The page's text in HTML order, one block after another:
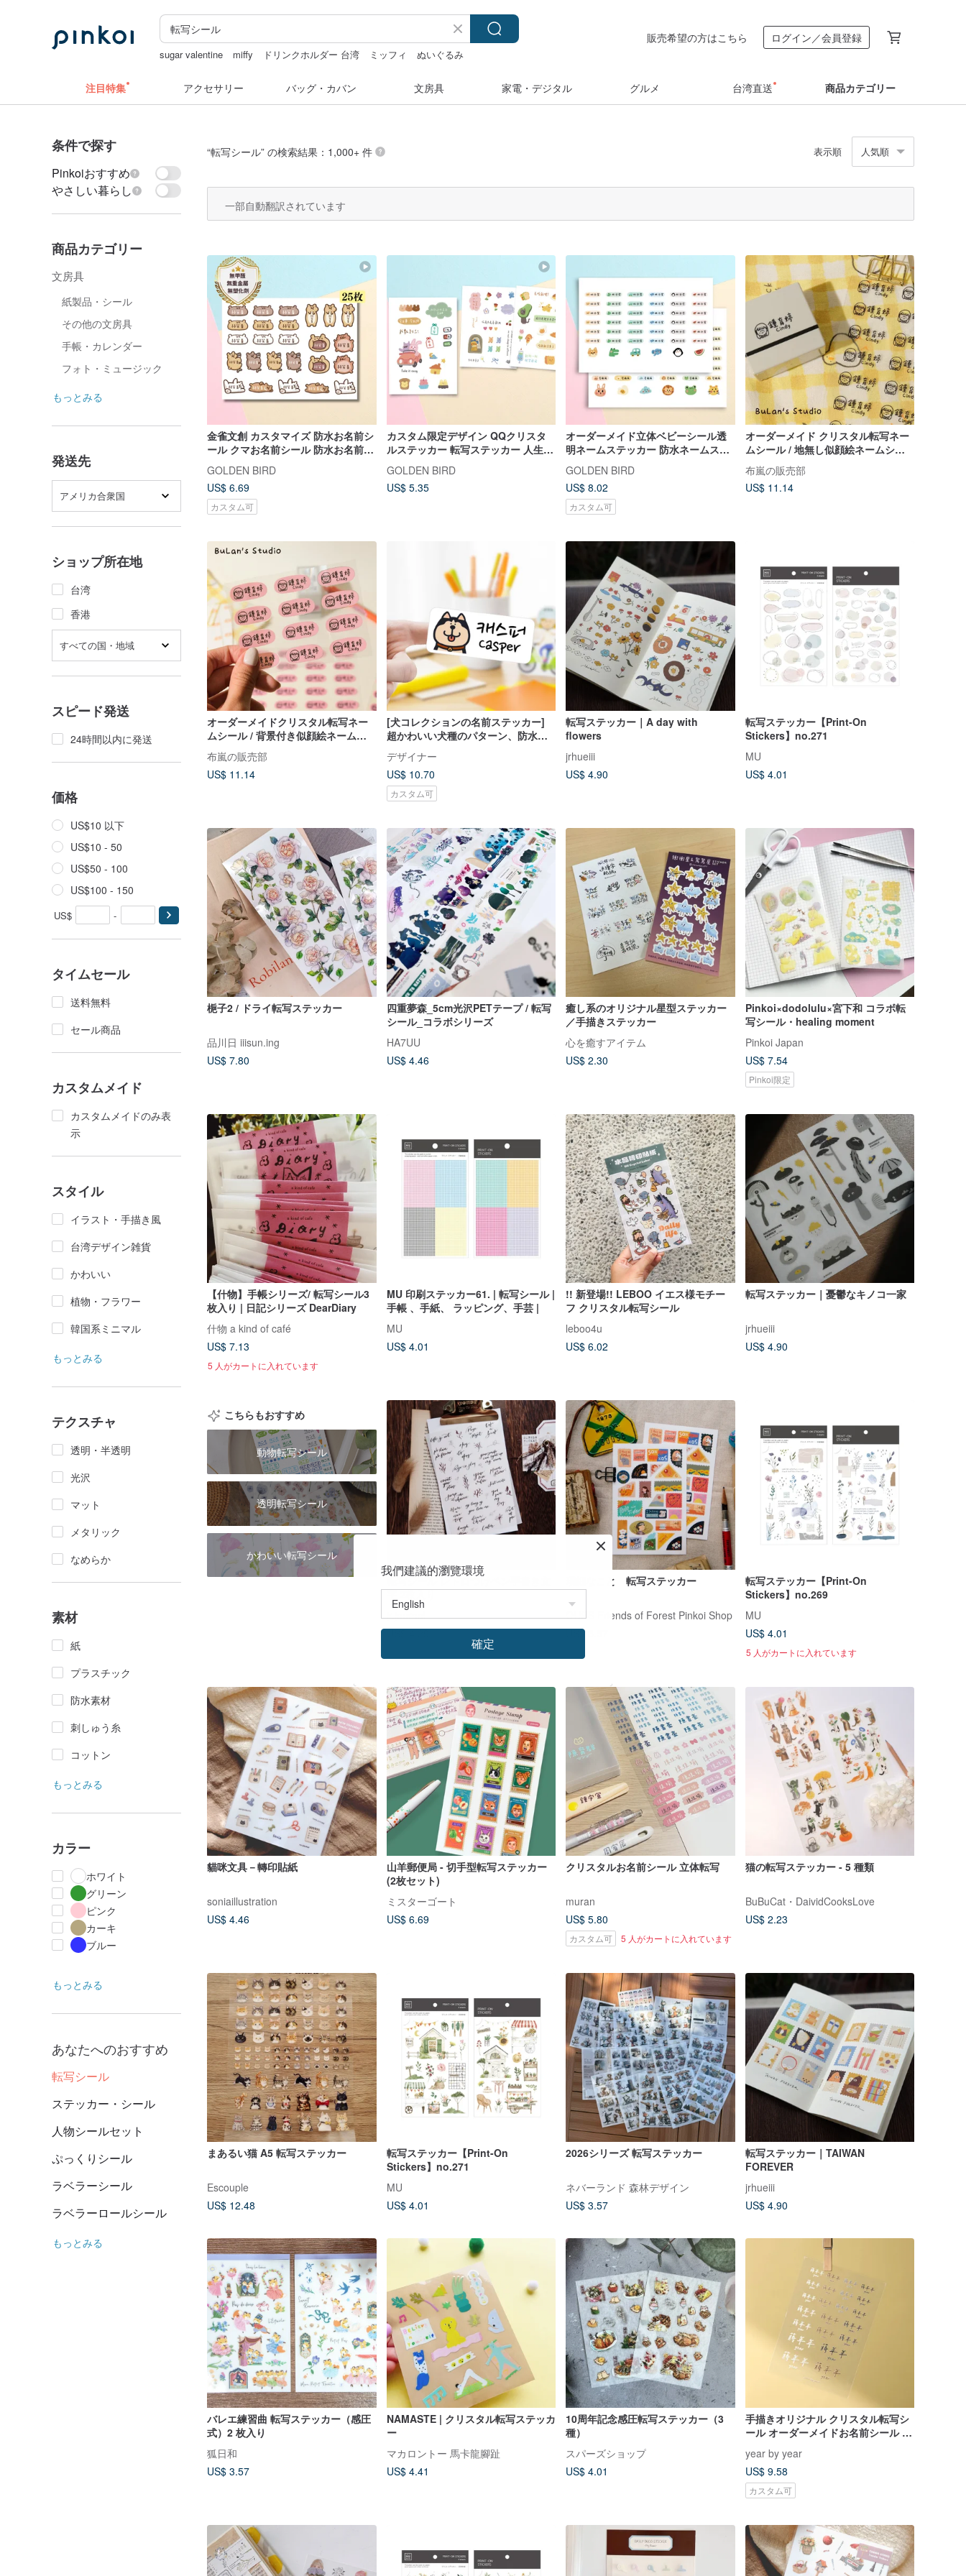
sugar valentine miffy ドリンクホルダー 台湾 ミッフィ
ぬいぐるみ
販売希望の方はこちら ログイン／会員登録
注目特集 アクセサリー バッグ・カバン 文房具 家電・デジタル グルメ 台湾直送 商品カテゴリー
条件で探す
Pinkoiおすすめ
やさしい暮らし
商品カテゴリー
文房具
紙製品・シール
その他の文房具
手帳・カレンダー
フォト・ミュージック
もっとみる
発送先
アメリカ合衆国
ショップ所在地
台湾
香港
すべての国・地域
スピード発送
24時間以内に発送
価格
US$10 以下
US$10 - 50
US$50 - 100
US$100 - 150
US$ -
タイムセール
送料無料
セール商品
カスタムメイド
カスタムメイドのみ表
示
スタイル
イラスト・手描き風
台湾デザイン雑貨
かわいい
植物・フラワー
韓国系ミニマル
もっとみる
テクスチャ
透明・半透明
光沢
マット
メタリック
なめらか
素材
紙
プラスチック
防水素材
刺しゅう糸
コットン
もっとみる
カラー
ホワイト
グリーン
ピンク
カーキ
ブルー
もっとみる
あなたへのおすすめ
転写シール
ステッカー・シール
人物シールセット
ぷっくりシール
ラベラーシール
ラベラーロールシール
もっとみる
“転写シール” の検索結果：1,000+ 件 表示順 人気順
一部自動翻訳されています
金雀文創 カスタマイズ 防水お名前シ
ール クマお名前シール 防水お名前シ
GOLDEN BIRD
US$ 6.69
カスタム可
カスタム限定デザイン QQクリスタ
ルステッカー 転写ステッカー 人生語
ィス
GOLDEN BIRD
US$ 5.35
オーダーメイド立体ベビーシール透
明ネームステッカー 防水ネームステ
ル転写ステッカー
GOLDEN BIRD
US$ 8.02
カスタム可
オーダーメイド クリスタル転写ネー
ムシール / 地無し似顔絵ネームシー
布嵐の販売部
US$ 11.14
オーダーメイドクリスタル転写ネー
ムシール / 背景付き似顔絵ネームシ
ール
布嵐の販売部
US$ 11.14
[犬コレクションの名前ステッカー]
超かわいい犬種のパターン、防水性
稚園の文房具
デザイナー
US$ 10.70
カスタム可
転写ステッカー｜A day with
flowers
jrhueiii
US$ 4.90
転写ステッカー【Print-On
Stickers】no.271
MU
US$ 4.01
梔子2 / ドライ転写ステッカー
品川日 iiisun.ing
US$ 7.80
四重夢森_5cm光沢PETテープ / 転写
シール_コラボシリーズ
HA7UU
US$ 4.46
癒し系のオリジナル星型ステッカー
／手描きステッカー
心を癒すアイテム
US$ 2.30
Pinkoi×dodolulu×宮下和 コラボ転
写シール・healing moment
Pinkoi Japan
US$ 7.54
Pinkoi限定
【什物】手帳シリーズ/ 転写シール3
枚入り | 日記シリーズ DearDiary
什物 a kind of café
US$ 7.13
5 人がカートに入れています
MU 印刷ステッカー61. | 転写シール |
手帳 、手紙、 ラッピング、手芸 |
MU
US$ 4.01
!! 新登場!! LEBOO イエス様モチー
フ クリスタル転写シール
leboo4u
US$ 6.02
転写ステッカー｜憂鬱なキノコ一家
jrhueiii
US$ 4.90
こちらもおすすめ
動物転写シール
透明転写シール
かわいい転写シール
転写シール レトロつけペン手書き文
字 2枚入り
jr.journal
US$ 4.29
瑣細なこと 転写ステッカー
OURS Friends of Forest Pinkoi Shop
US$ 3.57
転写ステッカー【Print-On
Stickers】no.269
MU
US$ 4.01
5 人がカートに入れています
貓咪文具－轉印貼紙
soniaillustration
US$ 4.46
山羊郵便局 - 切手型転写ステッカー
(2枚セット)
ミスターゴート
US$ 6.69
クリスタルお名前シール 立体転写
muran
US$ 5.80
カスタム可 5 人がカートに入れています
猫の転写ステッカー - 5 種類
BuBuCat・DaividCooksLove
US$ 2.23
まあるい猫 A5 転写ステッカー
Escouple
US$ 12.48
転写ステッカー【Print-On
Stickers】no.271
MU
US$ 4.01
2026シリーズ 転写ステッカー
ネバーランド 森林デザイン
US$ 3.57
転写ステッカー｜TAIWAN
FOREVER
jrhueiii
US$ 4.90
バレエ練習曲 転写ステッカー（感圧
式）2 枚入り
狐日和
US$ 3.57
NAMASTE | クリスタル転写ステッカ
ー
マカロントー 馬卡龍腳趾
US$ 4.41
10周年記念感圧転写ステッカー（3
種）
スパーズショップ
US$ 4.01
手描きオリジナル クリスタル転写シ
ール オーダーメイドお名前シール 手
入り
year by year
US$ 9.58
カスタム可
我們建議的瀏覽環境
確定